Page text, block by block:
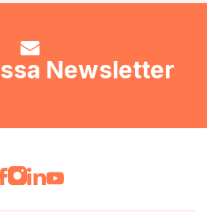
Newsletter